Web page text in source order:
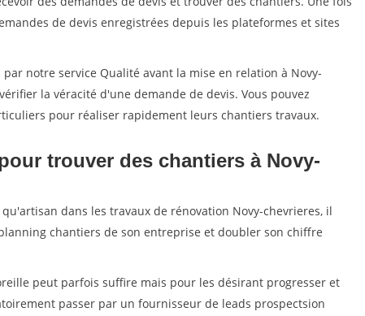
de devis enregistrées depuis les plateformes et sites
notre service Qualité avant la mise en relation à Novy-
la véracité d'une demande de devis. Vous pouvez
pour réaliser rapidement leurs chantiers travaux.
trouver des chantiers à Novy-
dans les travaux de rénovation Novy-chevrieres, il
chantiers de son entreprise et doubler son chiffre
peut parfois suffire mais pour les désirant progresser et
passer par un fournisseur de leads prospectsion